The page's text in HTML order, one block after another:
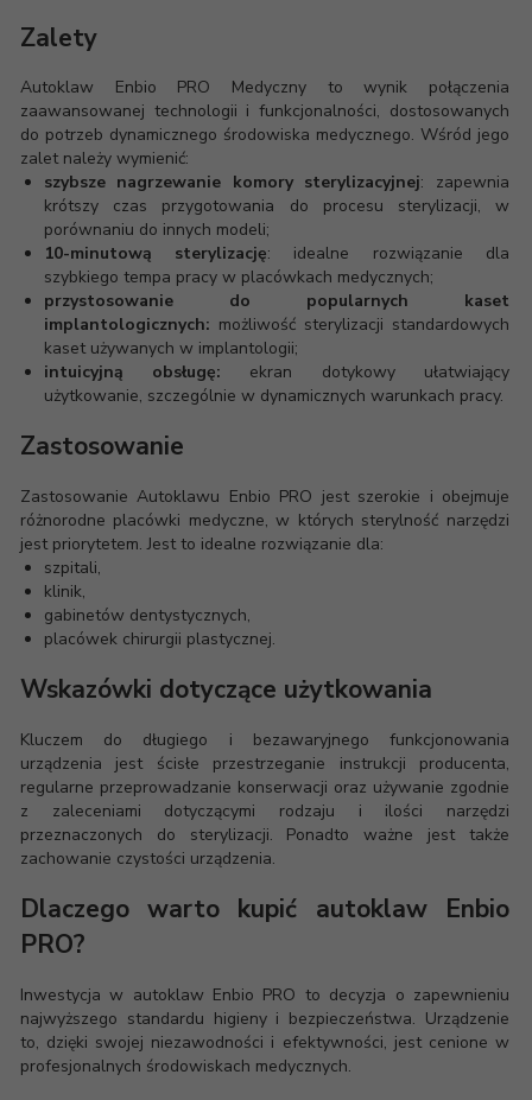
Zalety
Autoklaw Enbio PRO Medyczny to wynik połączenia
zaawansowanej technologii i funkcjonalności, dostosowanych
do potrzeb dynamicznego środowiska medycznego. Wśród jego
zalet należy wymienić:
szybsze nagrzewanie komory sterylizacyjnej: zapewnia
krótszy czas przygotowania do procesu sterylizacji, w
porównaniu do innych modeli;
10-minutową sterylizację: idealne rozwiązanie dla
szybkiego tempa pracy w placówkach medycznych;
przystosowanie do popularnych kaset
implantologicznych: możliwość sterylizacji standardowych
kaset używanych w implantologii;
intuicyjną obsługę:
ekran dotykowy ułatwiający
użytkowanie, szczególnie w dynamicznych warunkach pracy.
Zastosowanie
Zastosowanie Autoklawu Enbio PRO jest szerokie i obejmuje
różnorodne placówki medyczne, w których sterylność narzędzi
jest priorytetem. Jest to idealne rozwiązanie dla:
szpitali,
klinik,
gabinetów dentystycznych,
placówek chirurgii plastycznej.
Wskazówki dotyczące użytkowania
Kluczem do długiego i bezawaryjnego funkcjonowania
urządzenia jest ścisłe przestrzeganie instrukcji producenta,
regularne przeprowadzanie konserwacji oraz używanie zgodnie
z zaleceniami dotyczącymi rodzaju i ilości narzędzi
przeznaczonych do sterylizacji. Ponadto ważne jest także
zachowanie czystości urządzenia.
Dlaczego warto kupić autoklaw Enbio
PRO?
Inwestycja w autoklaw Enbio PRO to decyzja o zapewnieniu
najwyższego standardu higieny i bezpieczeństwa. Urządzenie
to, dzięki swojej niezawodności i efektywności, jest cenione w
profesjonalnych środowiskach medycznych.